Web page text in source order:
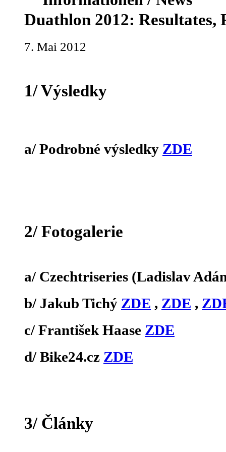
Duathlon 2012: Resultates,
7. Mai 2012
1/ Výsledky
a/ Podrobné výsledky ZDE
2/ Fotogalerie
a/ Czechtriseries (Ladislav
b/ Jakub Tichý ZDE , ZDE ,
c/ František Haase ZDE
d/ Bike24.cz ZDE
3/ Články